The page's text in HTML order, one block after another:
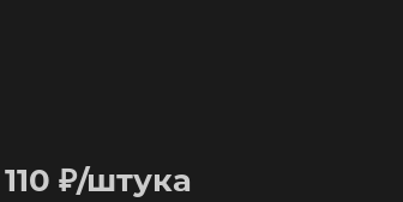
110 ₽/штука